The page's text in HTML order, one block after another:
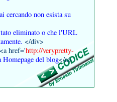
cercando non esista su
eliminato o che l'URL
</div>
href='http://verypretty-
Homepage del blog</a>